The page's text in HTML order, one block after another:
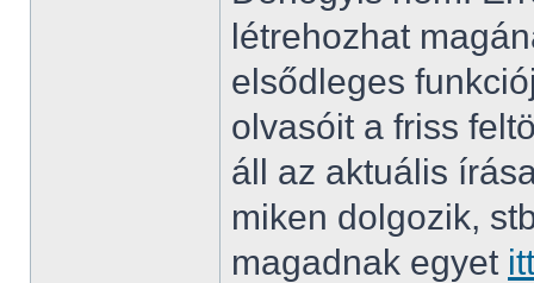
létrehozhat
elsődleges
olvasóit a friss
áll az aktuális
miken dolgozik,
magadnak egyet itt